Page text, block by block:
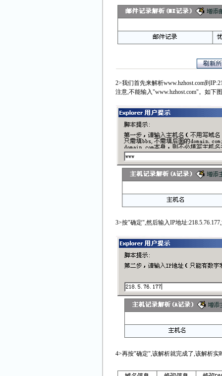
2>我们首先来解析www.hzhost.com到
注意,不能输入"www.hzhost.com"。如下
3>按"确定",然后输入IP地址
4>再按"确定",该解析就完成了,该解析